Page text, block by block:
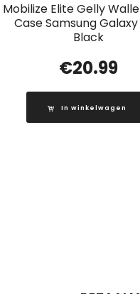
Mobilize Elite Gelly
Case Samsung
Black
€20.99
In winkelwagen